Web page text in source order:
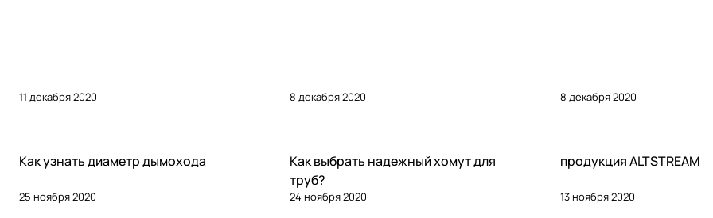
11 декабря 2020 8 декабря 2020 8 декабря 2020
Советы покупателям
25 ноября 2020
Как узнать диаметр дымохода Советы покупателям
24 ноября 2020
Как выбрать надежный хомут для
труб?
Советы покупателям
13 ноября 2020
продукция ALTSTREAM